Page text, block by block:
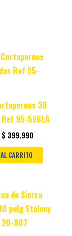
30
95-566LA
Original
price
was:
$ 399.990
Current
price
is:
CARRITO
30.990.
Current
price
is:
$ 20.990.